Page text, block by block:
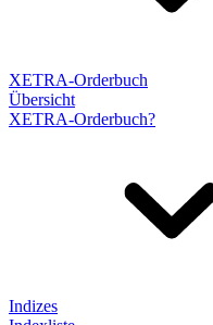
XETRA-Orderbuch
Übersicht
XETRA-Orderbuch?
Indizes